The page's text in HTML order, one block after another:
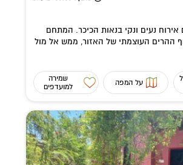
נעים ונקי בנאות הכיכר. המתחם
ההרים העוצמתי של האזור, ממש אל מול
על המפה
שמירה
למועדפים